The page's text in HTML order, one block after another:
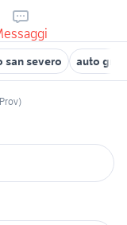
san severo auto